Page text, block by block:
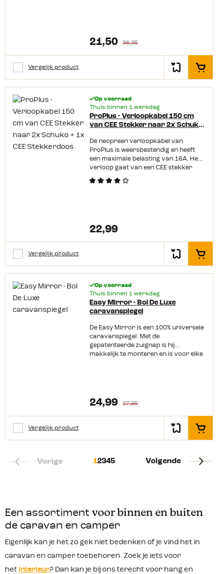
21,50 36,35
Vergelijk product In het
Op voorraad
Thuis binnen 1 werkdag
ProPlus - Verloopkabel 150 cm
van CEE Stekker naar 2x Schuko
De neopreen verloopkabel van
ProPlus is weersbestendig en heeft
een maximale belasting van 16A. Het
verloop gaat van een CEE stekker
naar 2x een schuko en 1x een CEE
stekkerdoos.
22,99
Vergelijk product In het
Op voorraad
Thuis binnen 1 werkdag
Easy Mirror - Bol De Luxe
caravanspiegel
De Easy Mirror is een 100% universele
caravanspiegel. Met de
gepatenteerde zuignap is hij
makkelijk te monteren en is voor elke
niet goed dan kan je hem van
binnenuit verstellen.
24,99 27,95
Vergelijk product In het
Vorige 12345 Volgende
Een assortiment voor binnen en buiten
de caravan en camper
Eigenlijk kan je het zo gek niet bedenken of je vind het in
caravan en camper toebehoren. Zoek je iets voor
het interieur? Dan kan je bij ons terecht voor hang en